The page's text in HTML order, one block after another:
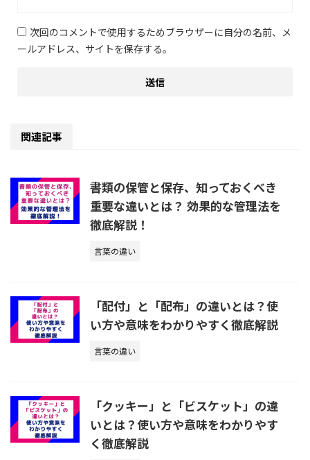
次回のコメントで使用するためブラウザーに自分の名前、メ
ールアドレス、サイトを保存する。
関連記事
書類の保管と保存、知っておくべき
重要な違いとは？ 効果的な管理法を
徹底解説！
言葉の違い
「配付」と「配布」の違いとは？使
い方や意味をわかりやすく徹底解説
言葉の違い
「クッキー」と「ビスケット」の違
いとは？使い方や意味をわかりやす
く徹底解説